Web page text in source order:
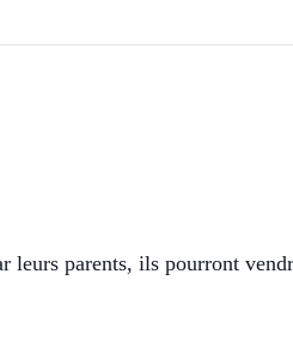
leurs parents, ils pourront